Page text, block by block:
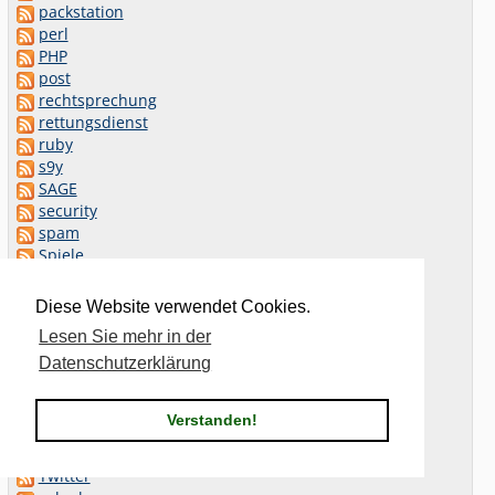
Diese Website verwendet Cookies.
Lesen Sie mehr in der
Datenschutzerklärung
Verstanden!
packstation
perl
PHP
post
rechtsprechung
rettungsdienst
ruby
s9y
SAGE
security
spam
Spiele
ssh
strafrecht
stretch
Twitter